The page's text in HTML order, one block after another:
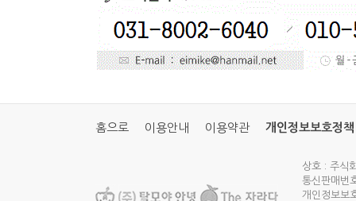
홈으로 이용안내 이용약관 개인정보보호정책
상호 : 주식
통신판매
개인정보보